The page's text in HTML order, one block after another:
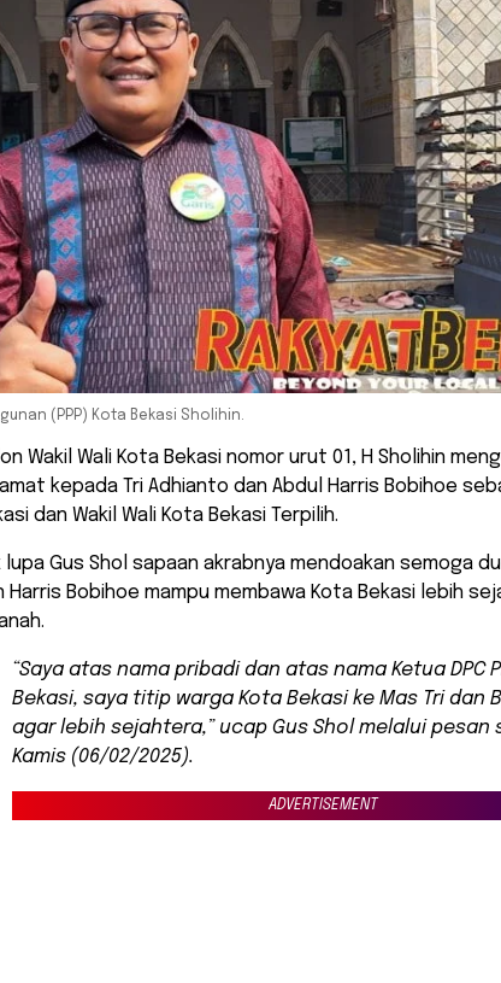
(PPP) Kota Bekasi Sholihin.
Wakil Wali Kota Bekasi nomor urut 01, H Sholihin
kepada Tri Adhianto dan Abdul Harris Bobihoe
dan Wakil Wali Kota Bekasi Terpilih.
lupa Gus Shol sapaan akrabnya mendoakan semoga
Harris Bobihoe mampu membawa Kota Bekasi lebih
“Saya atas nama pribadi dan atas nama Ketua DPC
Bekasi, saya titip warga Kota Bekasi ke Mas Tri dan
agar lebih sejahtera,” ucap Gus Shol melalui pesan
Kamis (06/02/2025).
ADVERTISEMENT